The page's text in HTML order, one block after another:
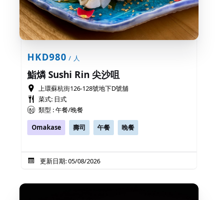
HKD980 / 人
鮨燐 Sushi Rin 尖沙咀
上環蘇杭街126-128號地下D號舖
菜式: 日式
類型 : 午餐/晚餐
Omakase
壽司 午餐 晚餐
更新日期: 05/08/2026